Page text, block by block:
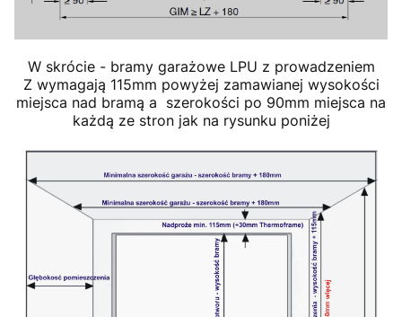
W skrócie - bramy garażowe LPU z prowadzeniem
Z wymagają 115mm powyżej zamawianej wysokości
miejsca nad bramą a szerokości po 90mm miejsca na
każdą ze stron jak na rysunku poniżej